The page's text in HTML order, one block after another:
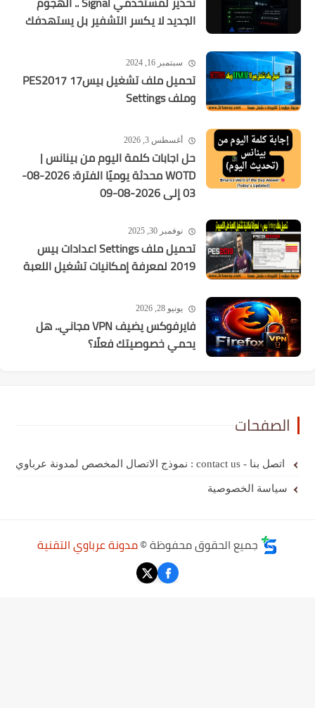
الجديد لا يكسر التشفير بل يستهدفك
سبتمبر 16, 2024
تحميل ملف تشغيل بيس17 PES2017
وملف Settings
أغسطس 3, 2026
حل اجابات كلمة اليوم من بينانس |
WOTD محدثة يوميًا الفترة: 2026-08-
03 إلى 2026-08-09
نوفمبر 30, 2025
تحميل ملف Settings اعدادات بيس
2019 لمعرفة إمكانيات تشغيل اللعبة
يونيو 28, 2026
فايرفوكس يضيف VPN مجاني.. هل
يحمي خصوصيتك فعلًا؟
الصفحات
اتصل بنا - contact us : نموذج الاتصال المخصص لمدونة عرباوي
سياسة الخصوصية
جميع الحقوق محفوظة ©مدونة عرباوي التقنية